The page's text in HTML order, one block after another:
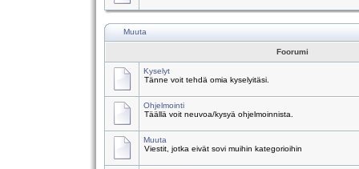
Muuta
Foorumi
Kyselyt
Tänne voit tehdä omia kyselyitäsi.
Ohjelmointi
Täällä voit neuvoa/kysyä ohjelmoinnista.
Muuta
Viestit, jotka eivät sovi muihin kategorioihin